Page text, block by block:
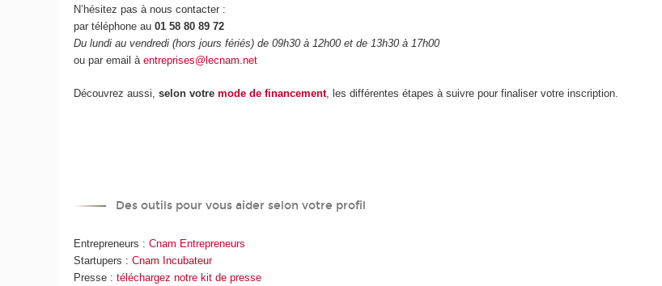
N’hésitez pas à nous contacter :
par téléphone au01 58 80 89 72
Du lundi au vendredi (hors jours fériés) de 09h30 à 12h00 et de 13h30 à 17h00
ou par email àentreprises@lecnam.net
Découvrez aussi,selon votremode de financement, les différentes étapes à suivre pour finaliser votre inscription.
Des outils pour vous aider selon votre profil
Entrepreneurs :Cnam Entrepreneurs
Startupers :Cnam Incubateur
Presse :téléchargez notre kit de presse